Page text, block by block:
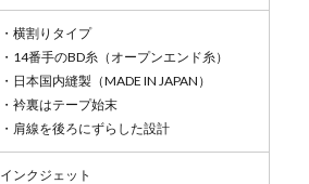
・横割りタイプ
・14番手のBD糸（オープンエンド糸）
・日本国内縫製（MADE IN JAPAN）
・衿裏はテープ始末
・肩線を後ろにずらした設計
インクジェット